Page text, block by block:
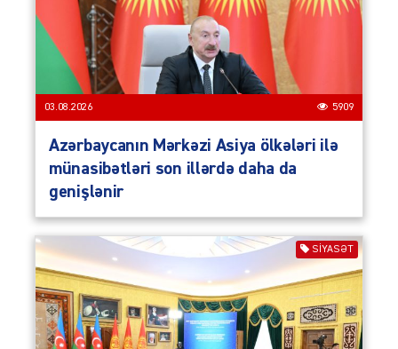
03.08.2026 5909
Azərbaycanın Mərkəzi Asiya ölkələri ilə
münasibətləri son illərdə daha da
genişlənir
SIYASƏT